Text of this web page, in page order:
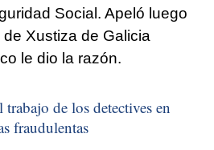
Social. Apeló luego
Xustiza de Galicia
le dio la razón.
de los detectives en
fraudulentas